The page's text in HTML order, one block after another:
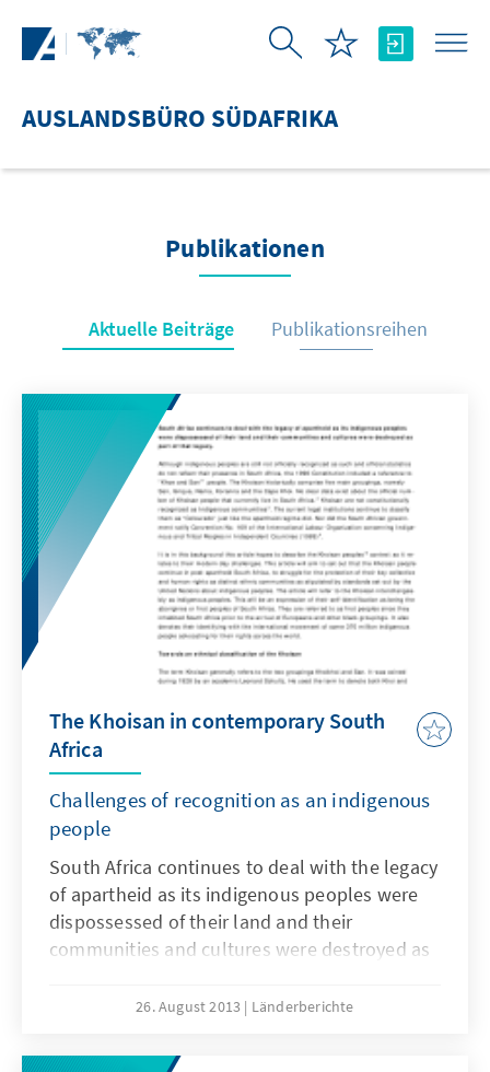
AUSLANDSBÜRO SÜDAFRIKA
Publikationen
Aktuelle Beiträge Publikationsreihen
The Khoisan in contemporary South
Africa
Challenges of recognition as an indigenous
people
South Africa continues to deal with the legacy
of apartheid as its indigenous peoples were
dispossessed of their land and their
communities and cultures were destroyed as
26. August 2013 Länderberichte